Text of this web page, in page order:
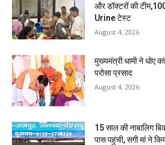
और डॉक्टरों की
Urine टेस्ट
August 4, 2026
मुख्यमंत्री धामी ने धोए
परोसा प्रसाद
August 4, 2026
15 साल की नाबालिग
पास पहुंची, सगी मां ने